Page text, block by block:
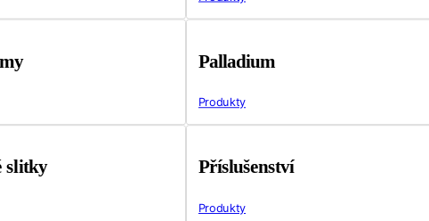
Palladium
Produkty
slitky Příslušenství
Produkty